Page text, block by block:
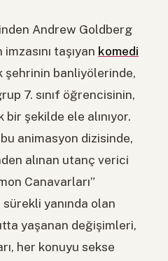
Andrew Goldberg
taşıyan komedi
şehrinin banliyölerinde,
7. sınıf öğrencisinin,
şekilde ele alınıyor.
animasyon dizisinde,
alınan utanç verici
Canavarları”
yanında olan
yaşanan değişimleri,
her konuyu sekse